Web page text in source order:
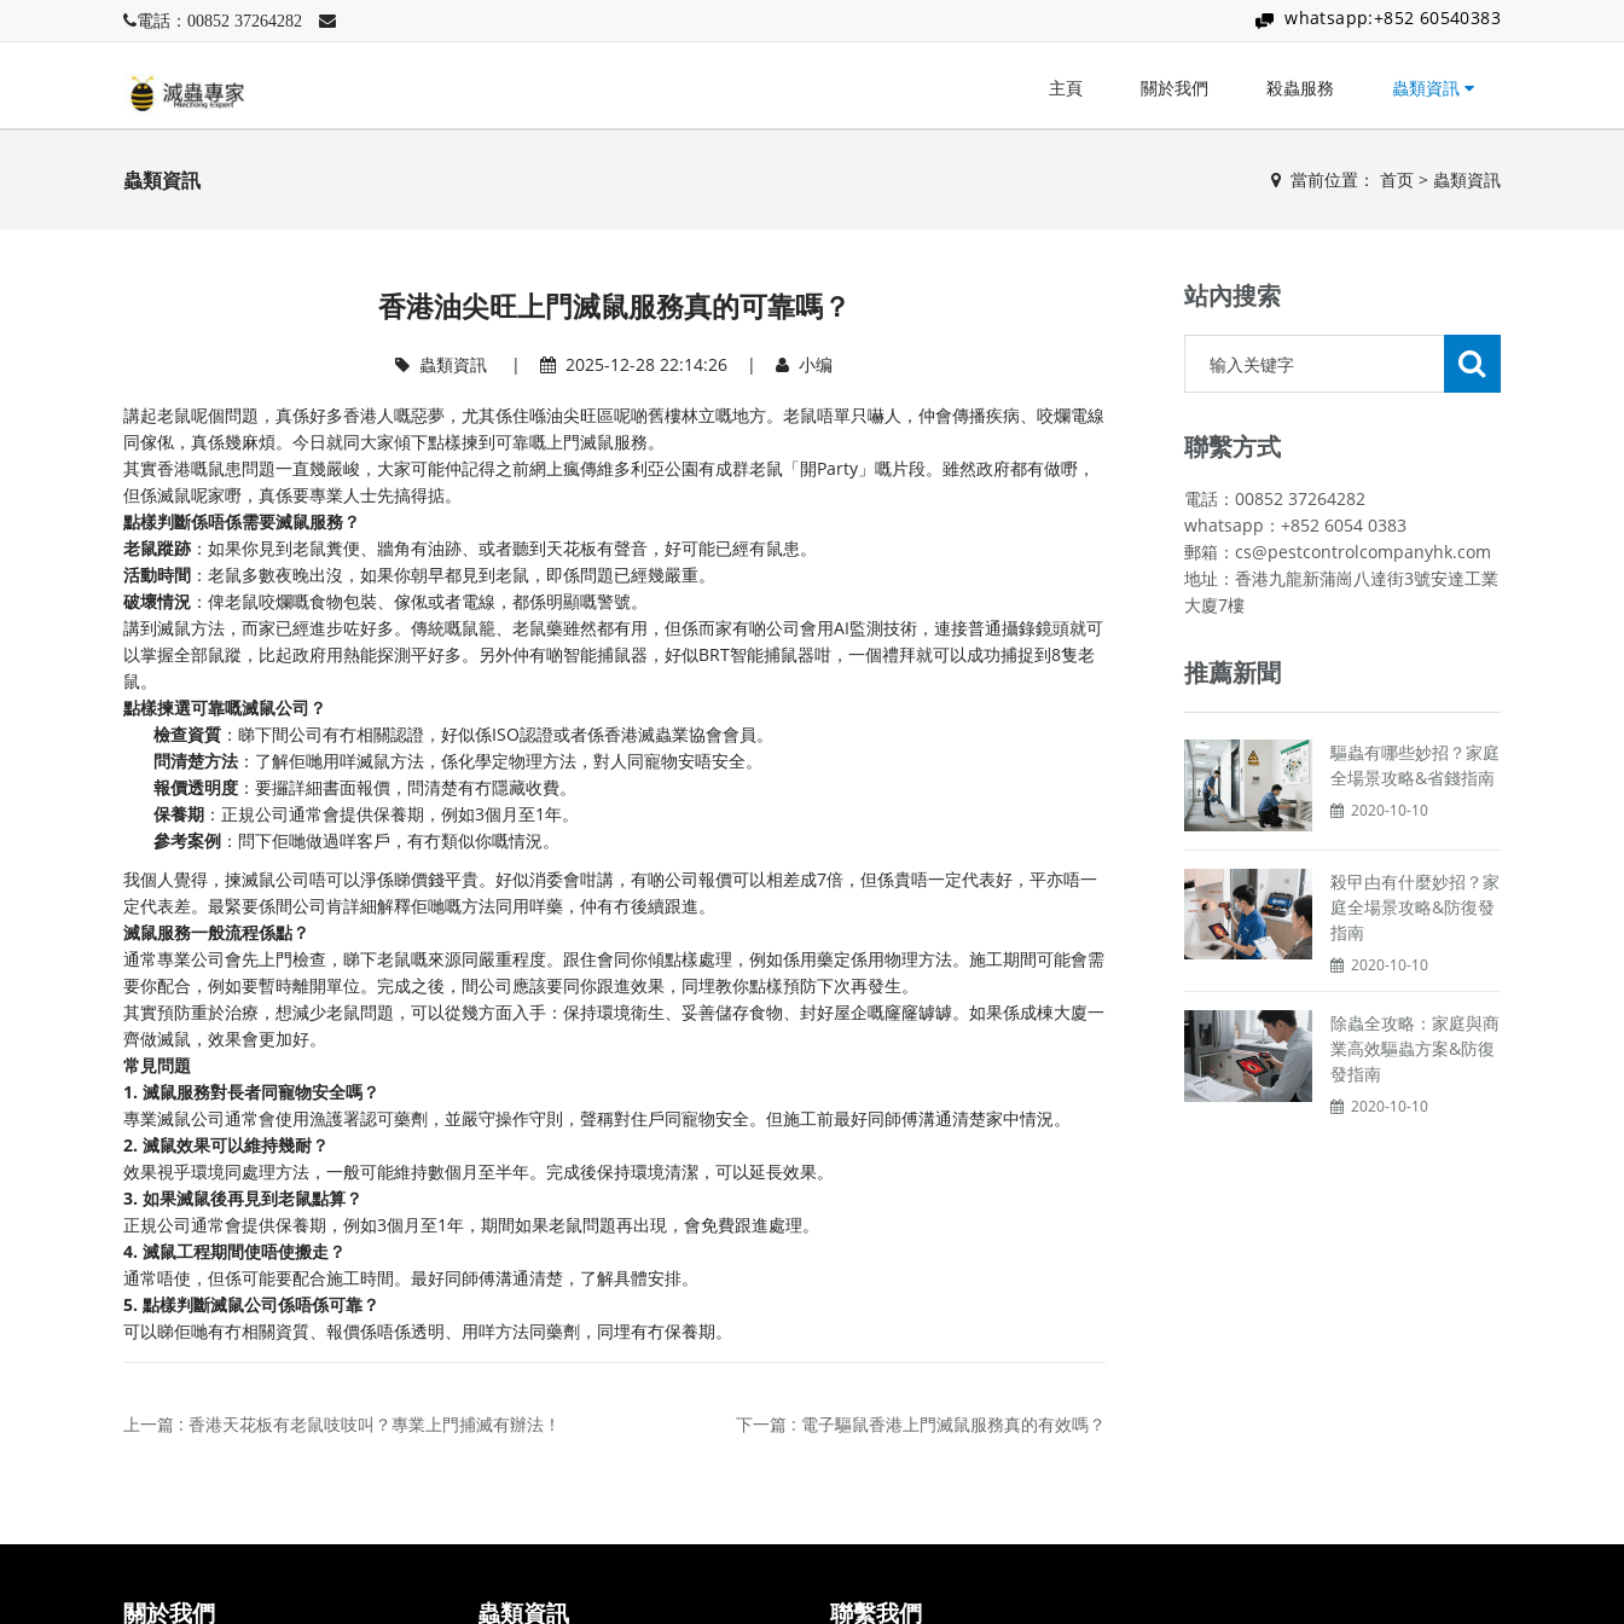
電話：00852 37264282 whatsapp:+852 60540383
主頁 關於我們 殺蟲服務 蟲類資訊
蟲類資訊 當前位置： 首页 > 蟲類資訊
香港油尖旺上門滅鼠服務真的可靠嗎？
蟲類資訊 | 2025-12-28 22:14:26 | 小编
講起老鼠呢個問題，真係好多香港人嘅惡夢，尤其係住喺油尖旺區呢啲舊樓林立嘅地方。老鼠唔單只嚇人，仲會傳播疾病、咬爛電線
同傢俬，真係幾麻煩。今日就同大家傾下點樣揀到可靠嘅上門滅鼠服務。
其實香港嘅鼠患問題一直幾嚴峻，大家可能仲記得之前網上瘋傳維多利亞公園有成群老鼠「開Party」嘅片段。雖然政府都有做嘢，
但係滅鼠呢家嘢，真係要專業人士先搞得掂。
點樣判斷係唔係需要滅鼠服務？
老鼠蹤跡 ：如果你見到老鼠糞便、牆角有油跡、或者聽到天花板有聲音，好可能已經有鼠患。
活動時間 ：老鼠多數夜晚出沒，如果你朝早都見到老鼠，即係問題已經幾嚴重。
破壞情況 ：俾老鼠咬爛嘅食物包裝、傢俬或者電線，都係明顯嘅警號。
講到滅鼠方法，而家已經進步咗好多。傳統嘅鼠籠、老鼠藥雖然都有用，但係而家有啲公司會用AI監測技術，連接普通攝錄鏡頭就可
以掌握全部鼠蹤，比起政府用熱能探測平好多。另外仲有啲智能捕鼠器，好似BRT智能捕鼠器咁，一個禮拜就可以成功捕捉到8隻老
鼠。
點樣揀選可靠嘅滅鼠公司？
檢查資質 ：睇下間公司有冇相關認證，好似係ISO認證或者係香港滅蟲業協會會員。
問清楚方法 ：了解佢哋用咩滅鼠方法，係化學定物理方法，對人同寵物安唔安全。
報價透明度 ：要攞詳細書面報價，問清楚有冇隱藏收費。
保養期 ：正規公司通常會提供保養期，例如3個月至1年。
參考案例 ：問下佢哋做過咩客戶，有冇類似你嘅情況。
我個人覺得，揀滅鼠公司唔可以淨係睇價錢平貴。好似消委會咁講，有啲公司報價可以相差成7倍，但係貴唔一定代表好，平亦唔一
定代表差。最緊要係間公司肯詳細解釋佢哋嘅方法同用咩藥，仲有冇後續跟進。
滅鼠服務一般流程係點？
通常專業公司會先上門檢查，睇下老鼠嘅來源同嚴重程度。跟住會同你傾點樣處理，例如係用藥定係用物理方法。施工期間可能會需
要你配合，例如要暫時離開單位。完成之後，間公司應該要同你跟進效果，同埋教你點樣預防下次再發生。
其實預防重於治療，想減少老鼠問題，可以從幾方面入手：保持環境衛生、妥善儲存食物、封好屋企嘅窿窿罅罅。如果係成棟大廈一
齊做滅鼠，效果會更加好。
常見問題
1. 滅鼠服務對長者同寵物安全嗎？
專業滅鼠公司通常會使用漁護署認可藥劑，並嚴守操作守則，聲稱對住戶同寵物安全。但施工前最好同師傅溝通清楚家中情況。
2. 滅鼠效果可以維持幾耐？
效果視乎環境同處理方法，一般可能維持數個月至半年。完成後保持環境清潔，可以延長效果。
3. 如果滅鼠後再見到老鼠點算？
正規公司通常會提供保養期，例如3個月至1年，期間如果老鼠問題再出現，會免費跟進處理。
4. 滅鼠工程期間使唔使搬走？
通常唔使，但係可能要配合施工時間。最好同師傅溝通清楚，了解具體安排。
5. 點樣判斷滅鼠公司係唔係可靠？
可以睇佢哋有冇相關資質、報價係唔係透明、用咩方法同藥劑，同埋有冇保養期。
上一篇 : 香港天花板有老鼠吱吱叫？專業上門捕滅有辦法！ 下一篇 : 電子驅鼠香港上門滅鼠服務真的有效嗎？
站內搜索
聯繫方式
電話：00852 37264282
whatsapp：+852 6054 0383
郵箱：cs@pestcontrolcompanyhk.com
地址：香港九龍新蒲崗八達街3號安達工業
大廈7樓
推薦新聞
驅蟲有哪些妙招？家庭
全場景攻略&省錢指南
2020-10-10
殺曱甴有什麼妙招？家
庭全場景攻略&防復發
指南
2020-10-10
除蟲全攻略：家庭與商
業高效驅蟲方案&防復
發指南
2020-10-10
關於我們 蟲類資訊 聯繫我們